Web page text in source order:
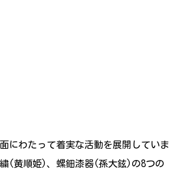
にわたって着実な活動を展開していま
(黄順姫)、螺鈿漆器(孫大鉉)の8つの